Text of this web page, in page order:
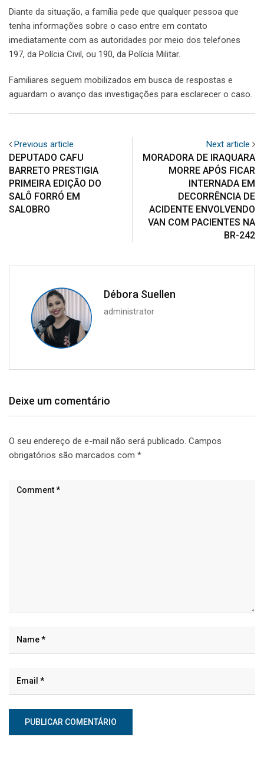
Diante da situação, a família pede que qualquer pessoa que
tenha informações sobre o caso entre em contato
imediatamente com as autoridades por meio dos telefones
197, da Polícia Civil, ou 190, da Polícia Militar.
Familiares seguem mobilizados em busca de respostas e
aguardam o avanço das investigações para esclarecer o caso.
Previous article
DEPUTADO CAFU
BARRETO PRESTIGIA
PRIMEIRA EDIÇÃO DO
SALÔ FORRÓ EM
SALOBRO
Next article
MORADORA DE IRAQUARA
MORRE APÓS FICAR
INTERNADA EM
DECORRÊNCIA DE
ACIDENTE ENVOLVENDO
VAN COM PACIENTES NA
BR-242
Débora Suellen
administrator
Deixe um comentário
O seu endereço de e-mail não será publicado. Campos
obrigatórios são marcados com *